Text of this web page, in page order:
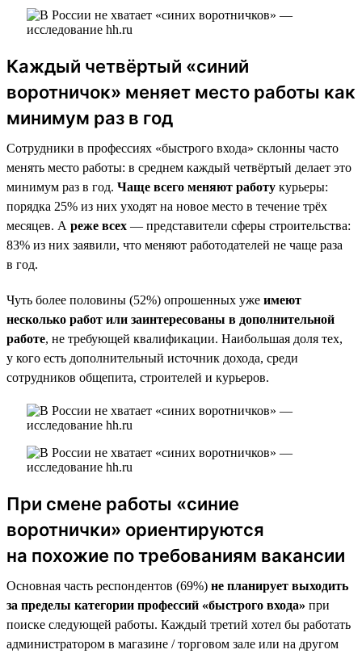
Каждый четвёртый «синий
воротничок» меняет место работы как
минимум раз в год
Сотрудники в профессиях «быстрого входа» склонны часто
менять место работы: в среднем каждый четвёртый делает это
минимум раз в год. Чаще всего меняют работу курьеры:
порядка 25% из них уходят на новое место в течение трёх
месяцев. А реже всех — представители сферы строительства:
83% из них заявили, что меняют работодателей не чаще раза
в год.
Чуть более половины (52%) опрошенных уже имеют
несколько работ или заинтересованы в дополнительной
работе, не требующей квалификации. Наибольшая доля тех,
у кого есть дополнительный источник дохода, среди
сотрудников общепита, строителей и курьеров.
При смене работы «синие
воротнички» ориентируются
на похожие по требованиям вакансии
Основная часть респондентов (69%) не планирует выходить
за пределы категории профессий «быстрого входа» при
поиске следующей работы. Каждый третий хотел бы работать
администратором в магазине / торговом зале или на другом